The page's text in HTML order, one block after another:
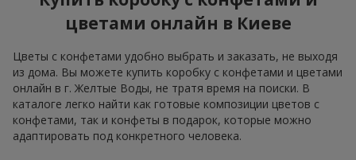
цветами онлайн в Киеве
Цветы с конфетами удобно выбрать и заказать, не выходя
из дома. Вы можете купить коробку с конфетами и цветами
онлайн в г. Желтые Воды, не тратя время на поиски. В
каталоге легко найти как готовые композиции цветов с
конфетами, так и конфеты в подарок, которые можно
адаптировать под конкретного человека.